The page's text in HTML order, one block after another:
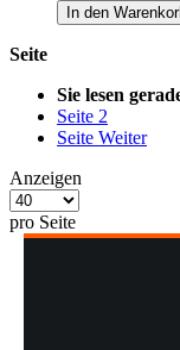
In den
Seite
Sie lesen
Seite 2
Seite Weiter
Anzeigen
pro Seite